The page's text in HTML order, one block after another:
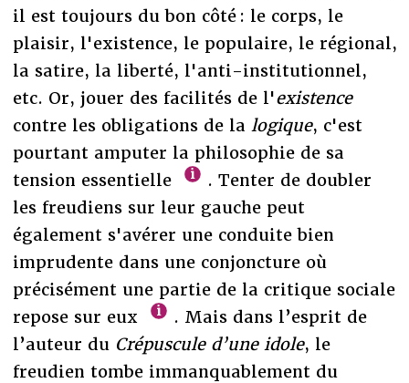
il est toujours du bon côté : le corps, le
plaisir, l'existence, le populaire, le régional,
la satire, la liberté, l'anti-institutionnel,
etc. Or, jouer des facilités de l'existence
contre les obligations de la logique, c'est
pourtant amputer la philosophie de sa
tension essentielle
. Tenter de doubler
les freudiens sur leur gauche peut
également s'avérer une conduite bien
imprudente dans une conjoncture où
précisément une partie de la critique sociale
repose sur eux
. Mais dans l’esprit de
l’auteur du Crépuscule d’une idole, le
freudien tombe immanquablement du